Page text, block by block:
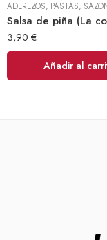
Salsa de piña (La
3,90 €
Añadir al